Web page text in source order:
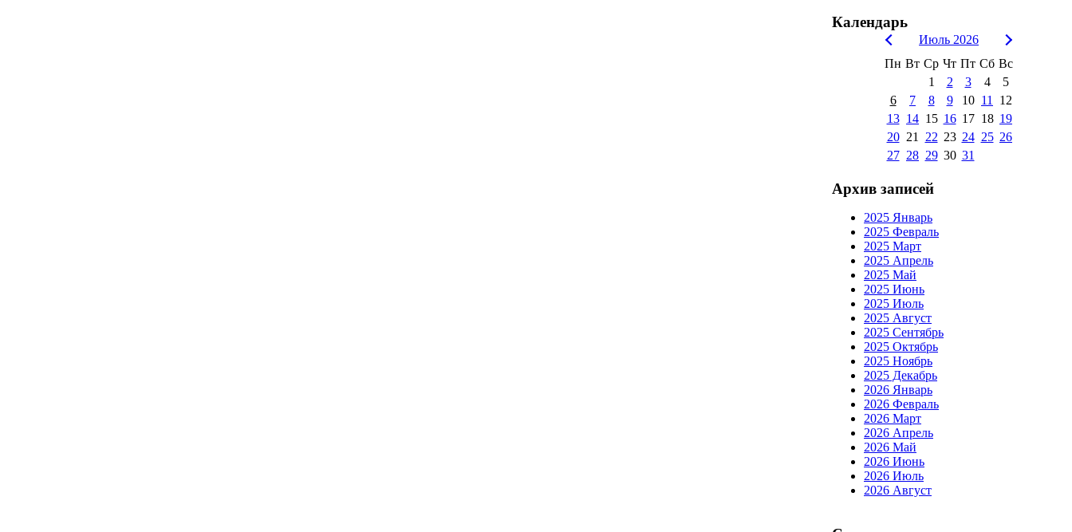
Календарь
Июль 2026
Пн Вт Ср Чт Пт Сб Вс
1
2 3 4
5
6
7 8 9 10 11
12
13 14 15 16 17 18 19
20 21 22 23 24 25 26
27 28 29 30 31
Архив записей
2025 Январь
2025 Февраль
2025 Март
2025 Апрель
2025 Май
2025 Июнь
2025 Июль
2025 Август
2025 Сентябрь
2025 Октябрь
2025 Ноябрь
2025 Декабрь
2026 Январь
2026 Февраль
2026 Март
2026 Апрель
2026 Май
2026 Июнь
2026 Июль
2026 Август